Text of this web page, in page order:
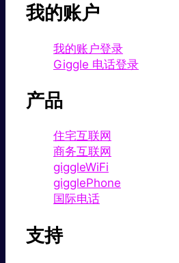
我的账户
我的账户登录
Giggle 电话登录
产品
住宅互联网
商务互联网
giggleWiFi
gigglePhone
国际电话
支持